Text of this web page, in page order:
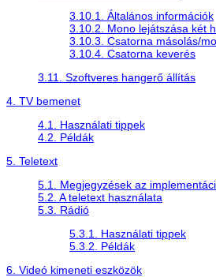
3.10.1. Általános információk
3.10.2. Mono lejátszása két
3.10.3. Csatorna másolás/
3.10.4. Csatorna keverés
3.11. Szoftveres hangerő állítás
4. TV bemenet
4.1. Használati tippek
4.2. Példák
5. Teletext
5.1. Megjegyzések az
5.2. A teletext használata
5.3. Rádió
5.3.1. Használati tippek
5.3.2. Példák
6. Videó kimeneti eszközök